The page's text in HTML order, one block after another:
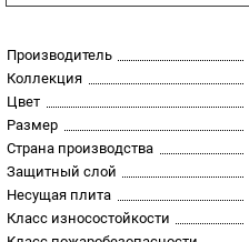
Производитель
Коллекция
Цвет
Размер
Страна производства
Защитный слой
Несущая плита
Класс износостойкости